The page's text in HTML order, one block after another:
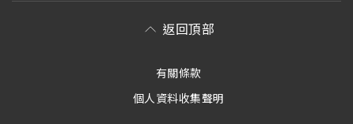
返回頂部
有關條款
個人資料收集聲明